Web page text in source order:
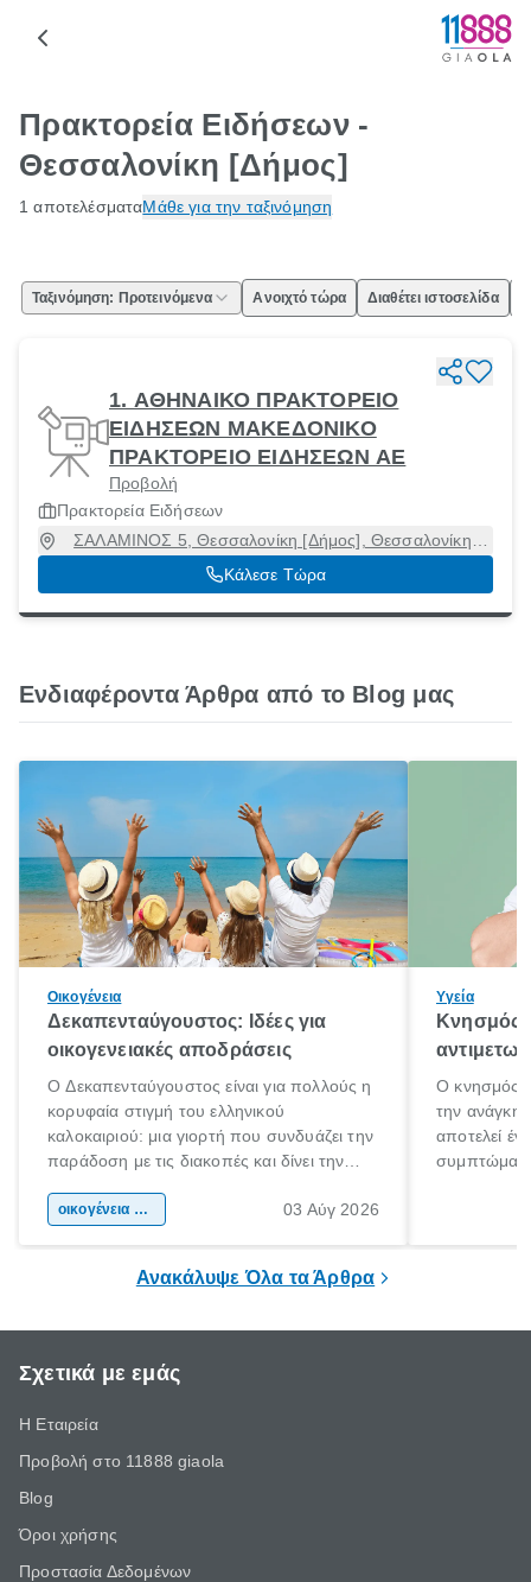
Πρακτορεία Ειδήσεων -
Θεσσαλονίκη [Δήμος]
1 αποτελέσματαΜάθε για την ταξινόμηση
Ταξινόμηση: Προτεινόμενα Ανοιχτό τώρα Διαθέτει ιστοσελίδα
1. ΑΘΗΝΑΙΚΟ ΠΡΑΚΤΟΡΕΙΟ
ΕΙΔΗΣΕΩΝ ΜΑΚΕΔΟΝΙΚΟ
ΠΡΑΚΤΟΡΕΙΟ ΕΙΔΗΣΕΩΝ ΑΕ
Προβολή
Πρακτορεία Ειδήσεων
ΣΑΛΑΜΙΝΟΣ 5, Θεσσαλονίκη [Δήμος], Θεσσαλονίκη,
54626
Κάλεσε Τώρα
Ενδιαφέροντα Άρθρα από το Blog μας
Οικογένεια
Δεκαπενταύγουστος: Ιδέες για
οικογενειακές αποδράσεις
Ο Δεκαπενταύγουστος είναι για πολλούς η
κορυφαία στιγμή του ελληνικού
καλοκαιριού: μια γιορτή που συνδυάζει την
παράδοση με τις διακοπές και δίνει την
χώρας. Είτε πρόκειται για λίγες μέρες
οικογένεια & παιδί 03 Αύγ 2026
Υγεία
Κνησμός:
Ο κνησμός
την ανάγκη
αποτελεί
Ανακάλυψε Όλα τα Άρθρα
Σχετικά με εμάς
Η Εταιρεία
Προβολή στο 11888 giaola
Blog
Όροι χρήσης
Προστασία Δεδομένων